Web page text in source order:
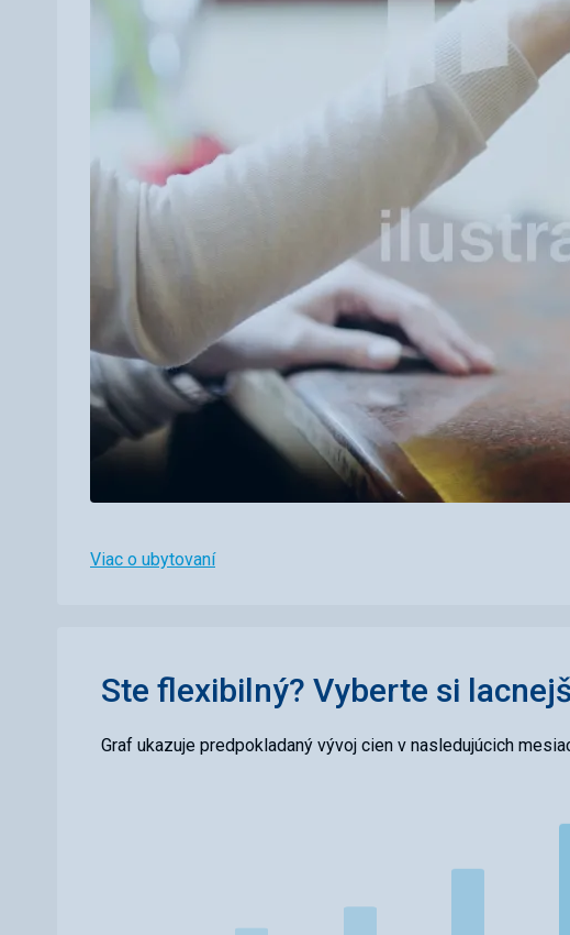
Viac o ubytovaní
Ste flexibilný? Vyberte si
Graf ukazuje predpokladaný vývoj cien v nasledujúcich